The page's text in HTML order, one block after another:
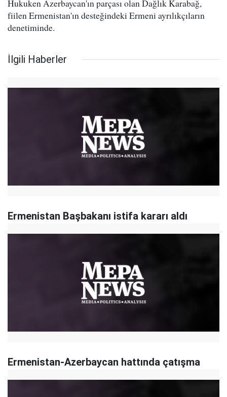
Hukuken Azerbaycan'ın parçası olan Dağlık Karabağ,
fiilen Ermenistan'ın desteğindeki Ermeni ayrılıkçıların
denetiminde.
İlgili Haberler
Ermenistan Başbakanı istifa kararı aldı
Ermenistan-Azerbaycan hattında çatışma